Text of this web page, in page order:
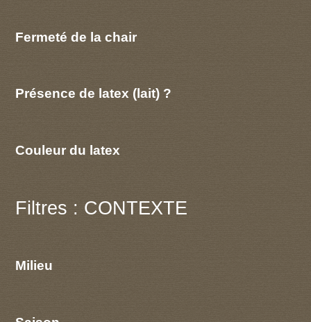
Fermeté de la chair
Présence de latex (lait) ?
Couleur du latex
Filtres : CONTEXTE
Milieu